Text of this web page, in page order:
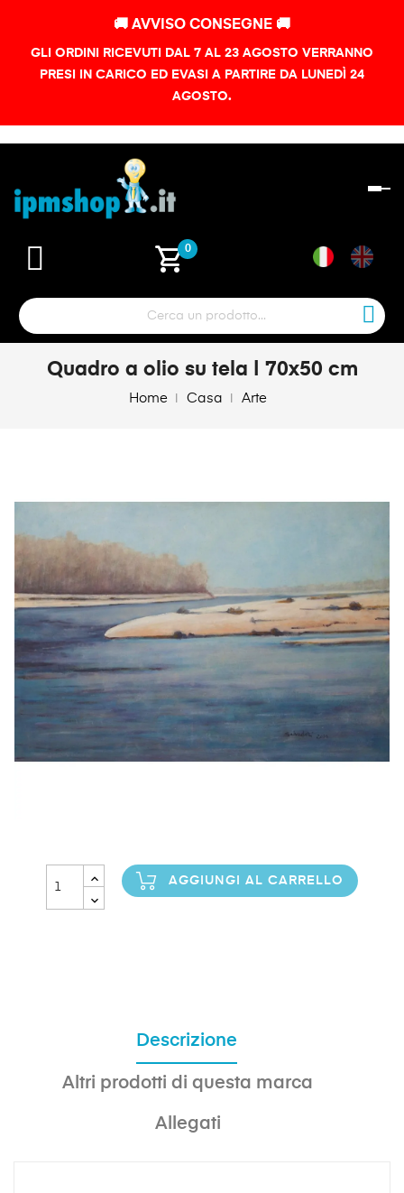
🚚 AVVISO CONSEGNE 🚚
GLI ORDINI RICEVUTI DAL 7 AL 23 AGOSTO VERRANNO
PRESI IN CARICO ED EVASI A PARTIRE DA LUNEDÌ 24
AGOSTO.
shopping_cart0
Quadro a olio su tela | 70x50 cm
Home Casa Arte
AGGIUNGI AL CARRELLO
Descrizione
Altri prodotti di questa marca
Allegati